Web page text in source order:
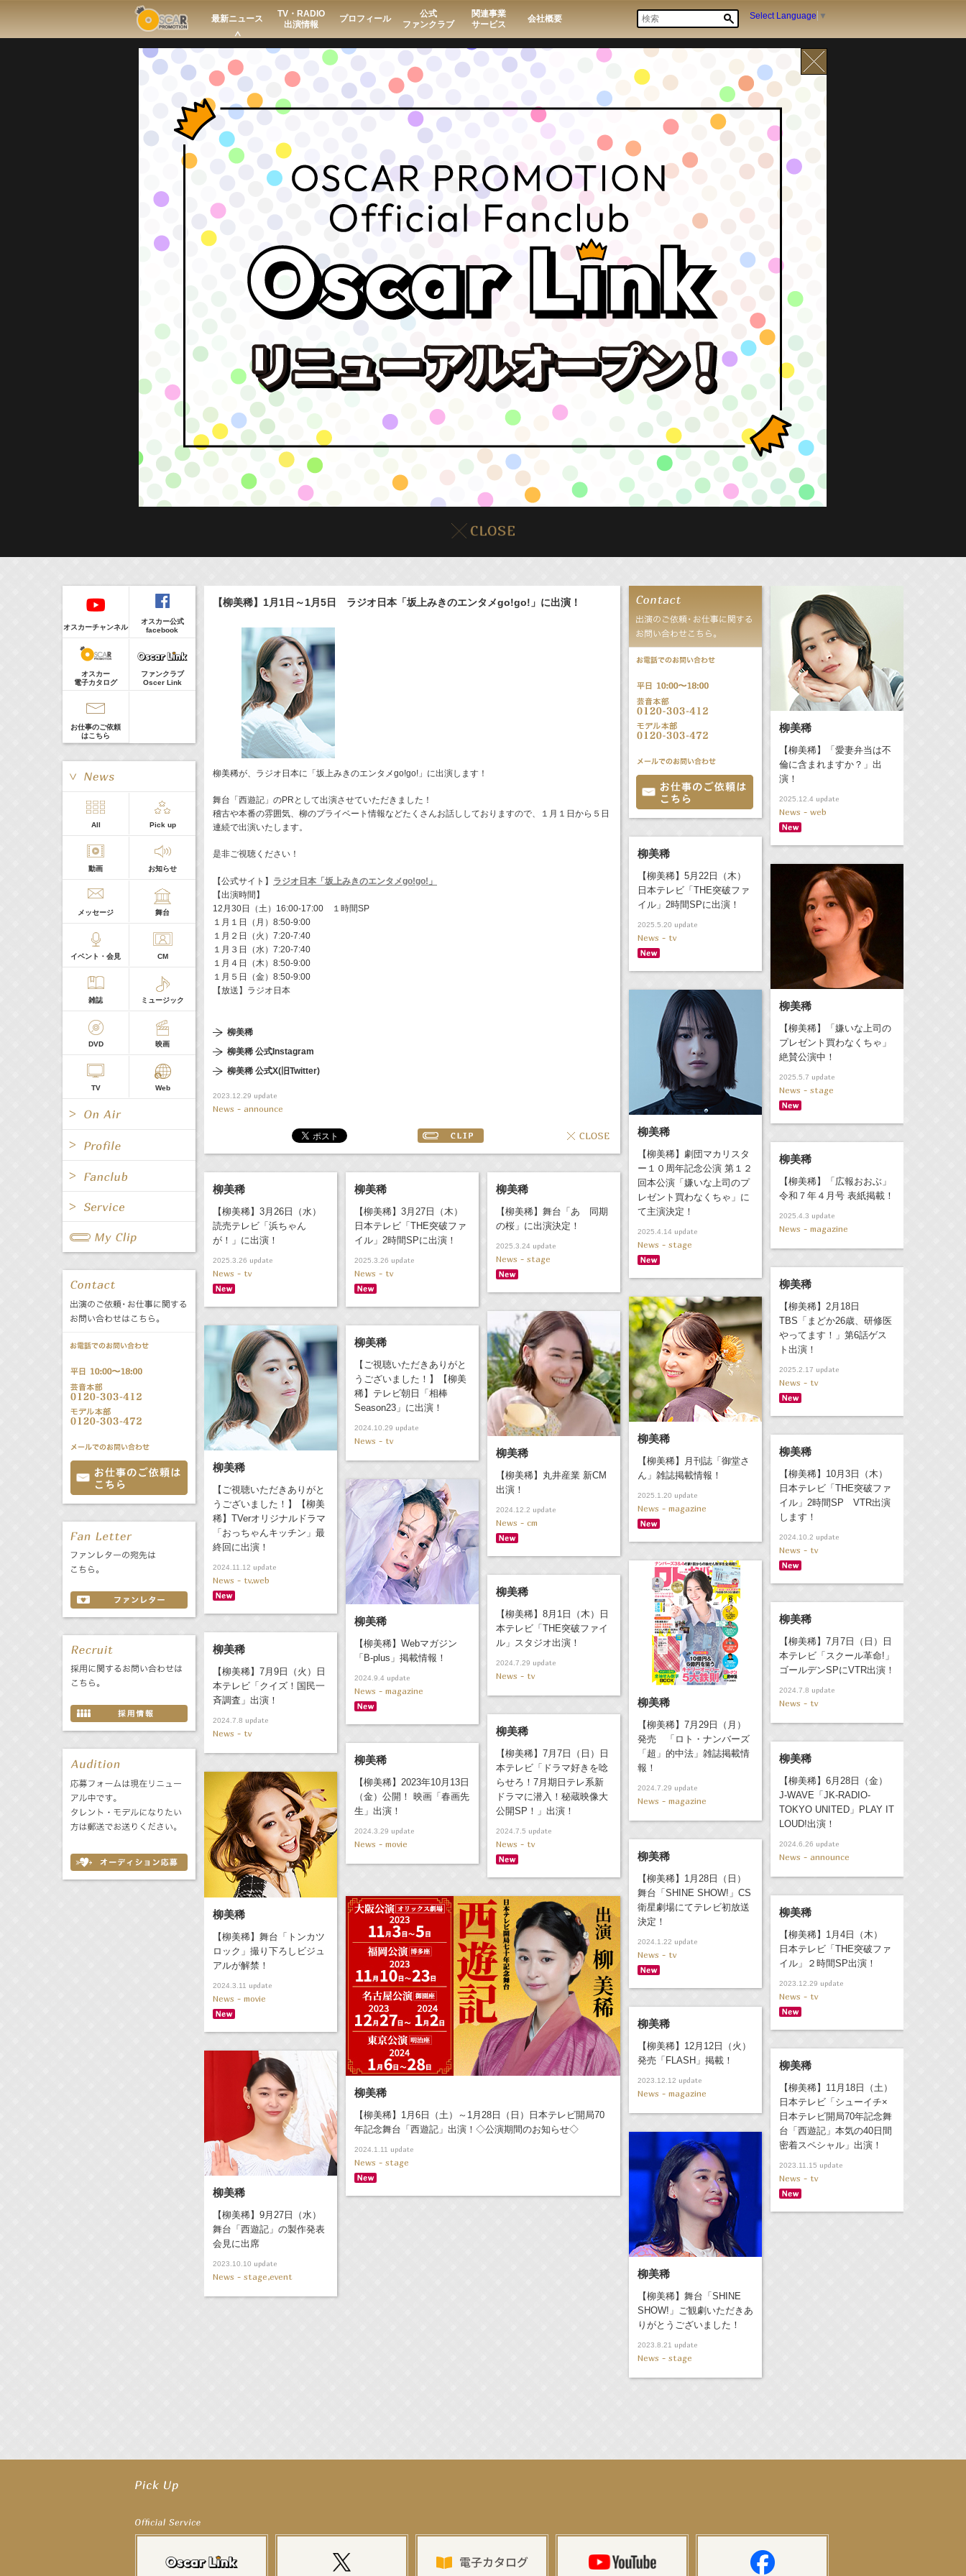
最新ニュース
TV・RADIO
出演情報
プロフィール
公式
ファンクラブ
関連事業
サービス
会社概要 Select Language ▼
8/8(Sat)
イベント
販売情報
17:55-18:00(Radio
ラジオドラマ「一建設presents おうちのはなし」
一泊家族
河北麻友子
宮﨑香蓮
藤田ニコルのニコニチ
> More
【柳美稀】1月1日～1月5日 ラジオ日本「坂上みきのエンタメgo!go!」に出演！
柳美稀が、ラジオ日本に「坂上みきのエンタメgo!go!」に出演します！
舞台「西遊記」のPRとして出演させていただきました！
稽古や本番の雰囲気、柳のプライベート情報などたくさんお話ししておりますので、１月１日から５日
連続で出演いたします。
是非ご視聴ください！
【公式サイト】 ラジオ日本「坂上みきのエンタメgo!go!」
【出演時間】
12月30日（土）16:00-17:00 １時間SP
１月１日（月）8:50-9:00
１月２日（火）7:20-7:40
１月３日（水）7:20-7:40
１月４日（木）8:50-9:00
１月５日（金）8:50-9:00
【放送】ラジオ日本
柳美稀
柳美稀 公式Instagram
柳美稀 公式X(旧Twitter)
2023.12.29 update
News - announce
柳美稀
【柳美稀】「愛妻弁当は不
倫に含まれますか？」出
演！
2025.12.4 update
News - web
柳美稀
【柳美稀】5月22日（木）
日本テレビ「THE突破ファ
イル」2時間SPに出演！
2025.5.20 update
News - tv
柳美稀
【柳美稀】「嫌いな上司の
プレゼント買わなくちゃ」
絶賛公演中！
2025.5.7 update
News - stage
柳美稀
【柳美稀】劇団マカリスタ
ー１０周年記念公演 第１２
回本公演「嫌いな上司のプ
レゼント買わなくちゃ」に
て主演決定！
2025.4.14 update
News - stage
柳美稀
【柳美稀】「広報おおぶ」
令和７年４月号 表紙掲載！
2025.4.3 update
News - magazine
柳美稀
【柳美稀】3月26日（水）
読売テレビ「浜ちゃん
が！」に出演！
2025.3.26 update
News - tv
柳美稀
【柳美稀】3月27日（木）
日本テレビ「THE突破ファ
イル」2時間SPに出演！
2025.3.26 update
News - tv
柳美稀
【柳美稀】舞台「あゝ同期
の桜」に出演決定！
2025.3.24 update
News - stage
柳美稀
【柳美稀】2月18日
TBS「まどか26歳、研修医
やってます！」第6話ゲス
ト出演！
2025.2.17 update
News - tv
柳美稀
【柳美稀】月刊誌「御堂さ
ん」雑誌掲載情報！
2025.1.20 update
News - magazine
柳美稀
【柳美稀】丸井産業 新CM
出演！
2024.12.2 update
News - cm
柳美稀
【ご視聴いただきありがと
うございました！】【柳美
稀】TVerオリジナルドラマ
「おっちゃんキッチン」最
終回に出演！
2024.11.12 update
News - tv,web
柳美稀
【ご視聴いただきありがと
うございました！】【柳美
稀】テレビ朝日「相棒
Season23」に出演！
2024.10.29 update
News - tv
柳美稀
【柳美稀】10月3日（木）
日本テレビ「THE突破ファ
イル」2時間SP VTR出演
します！
2024.10.2 update
News - tv
柳美稀
【柳美稀】Webマガジン
「B-plus」掲載情報！
2024.9.4 update
News - magazine
柳美稀
【柳美稀】7月29日（月）
発売 「ロト・ナンバーズ
「超」的中法」雑誌掲載情
報！
2024.7.29 update
News - magazine
柳美稀
【柳美稀】8月1日（木）日
本テレビ「THE突破ファイ
ル」スタジオ出演！
2024.7.29 update
News - tv
柳美稀
【柳美稀】7月7日（日）日
本テレビ「スクール革命!」
ゴールデンSPにVTR出演！
2024.7.8 update
News - tv
柳美稀
【柳美稀】7月9日（火）日
本テレビ「クイズ！国民一
斉調査」出演！
2024.7.8 update
News - tv 柳美稀
【柳美稀】7月7日（日）日
本テレビ「ドラマ好きを唸
らせろ！7月期日テレ系新
ドラマに潜入！秘蔵映像大
公開SP！」出演！
2024.7.5 update
News - tv
柳美稀
【柳美稀】6月28日（金）
J-WAVE「JK-RADIO-
TOKYO UNITED」PLAY IT
LOUD!出演！
2024.6.26 update
News - announce
柳美稀
【柳美稀】2023年10月13日
（金）公開！ 映画「春画先
生」出演！
2024.3.29 update
News - movie
柳美稀
【柳美稀】舞台「トンカツ
ロック」撮り下ろしビジュ
アルが解禁！
2024.3.11 update
News - movie
柳美稀
【柳美稀】1月28日（日）
舞台「SHINE SHOW!」CS
衛星劇場にてテレビ初放送
決定！
2024.1.22 update
News - tv
柳美稀
【柳美稀】1月6日（土）～1月28日（日）日本テレビ開局70
年記念舞台「西遊記」出演！◇公演期間のお知らせ◇
2024.1.11 update
News - stage
柳美稀
【柳美稀】1月4日（木）
日本テレビ「THE突破ファ
イル」２時間SP出演！
2023.12.29 update
News - tv
柳美稀
【柳美稀】12月12日（火）
発売「FLASH」掲載！
2023.12.12 update
News - magazine
柳美稀
【柳美稀】11月18日（土）
日本テレビ「シューイチ×
日本テレビ開局70年記念舞
台「西遊記」本気の40日間
密着スペシャル」出演！
2023.11.15 update
News - tv
柳美稀
【柳美稀】9月27日（水）
舞台「西遊記」の製作発表
会見に出席
2023.10.10 update
News - stage,event 柳美稀
【柳美稀】舞台「SHINE
SHOW!」ご観劇いただきあ
りがとうございました！
2023.8.21 update
News - stage
オスカーチャンネル
オスカー公式
facebook
オスカー
電子カタログ
ファンクラブ
Oscer Link
お仕事のご依頼
はこちら
All Pick up
動画 お知らせ
メッセージ 舞台
イベント・会見 CM
雑誌 ミュージック
DVD 映画
TV Web
Radio
Radio
All 女優/タレント
グループ
キャスター/レポーター
バラエティ 声優
文化事業部 クリエイター
誕生日 8/8
あ か
さ
た
な
は
ま
や
ら
わ
All Fanclub Page
All 関連事業
公式サービス
【工藤綾乃】8月7日（金）スタート FOD SHORT『女優は毛穴まで嘘をつく』出演決定！
【笛木優子】8月13日（木）ドラマ『大空港〜GATE24〜』ゲスト出演決定！
【武井咲】ENFÖLD 2026 PF/FW archetypeに登場！
【elfin’】7thシングル『全世界』がFMたいはくでO.A.決定♪
【elfin’】8月16日（日）「全世界」発売記念イベント決定！
Regular
Guest
本日の出演
５０音順
CLIP